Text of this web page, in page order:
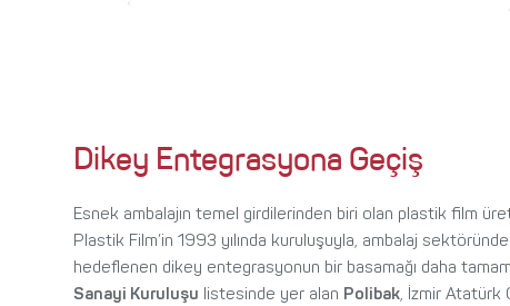
Dikey Entegrasyona Geçiş
Esnek ambalajın temel girdilerinden biri olan plastik film
Plastik Film’in 1993 yılında kuruluşuyla, ambalaj
hedeflenen dikey entegrasyonun bir basamağı daha
Sanayi Kuruluşu listesinde yer alan Polibak, İzmir Atatürk